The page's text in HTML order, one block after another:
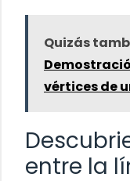
Quizás
vértices de
entre la